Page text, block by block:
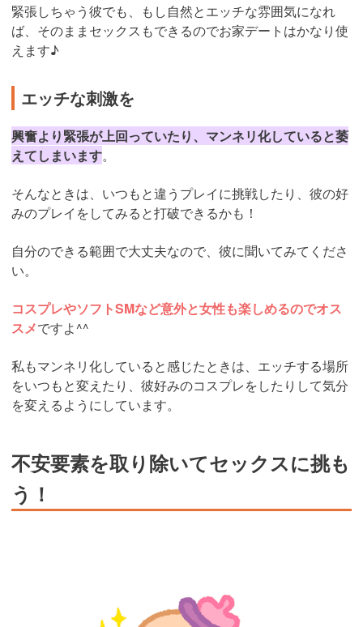
緊張しちゃう彼でも、もし自然とエッチな雰囲気になれ
ば、そのままセックスもできるのでお家デートはかなり使
えます♪
エッチな刺激を
興奮より緊張が上回っていたり、マンネリ化していると萎
えてしまいます。
そんなときは、いつもと違うプレイに挑戦したり、彼の好
みのプレイをしてみると打破できるかも！
自分のできる範囲で大丈夫なので、彼に聞いてみてくださ
い。
コスプレやソフトSMなど意外と女性も楽しめるのでオス
スメですよ^^
私もマンネリ化していると感じたときは、エッチする場所
をいつもと変えたり、彼好みのコスプレをしたりして気分
を変えるようにしています。
不安要素を取り除いてセックスに挑も
う！